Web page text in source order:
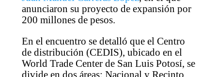
anunciaron su proyecto de expansión por
200 millones de pesos.
En el encuentro se detalló que el Centro
de distribución (CEDIS), ubicado en el
World Trade Center de San Luis Potosí, se